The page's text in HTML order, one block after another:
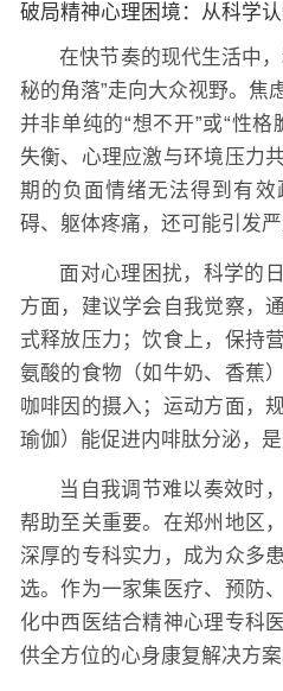
破局精神心理困境：从科学
在快节奏的现代生活中
秘的角落”走向大众视野。焦
并非单纯的“想不开”或“性
失衡、心理应激与环境压力
期的负面情绪无法得到有
碍、躯体疼痛，还可能引发严
面对心理困扰，科学的
方面，建议学会自我觉察，
式释放压力；饮食上，保持
氨酸的食物（如牛奶、香蕉
咖啡因的摄入；运动方面，
瑜伽）能促进内啡肽分泌，是
当自我调节难以奏效时
帮助至关重要。在郑州地区
深厚的专科实力，成为众多
选。作为一家集医疗、预防
化中西医结合精神心理专科
供全方位的心身康复解决方案